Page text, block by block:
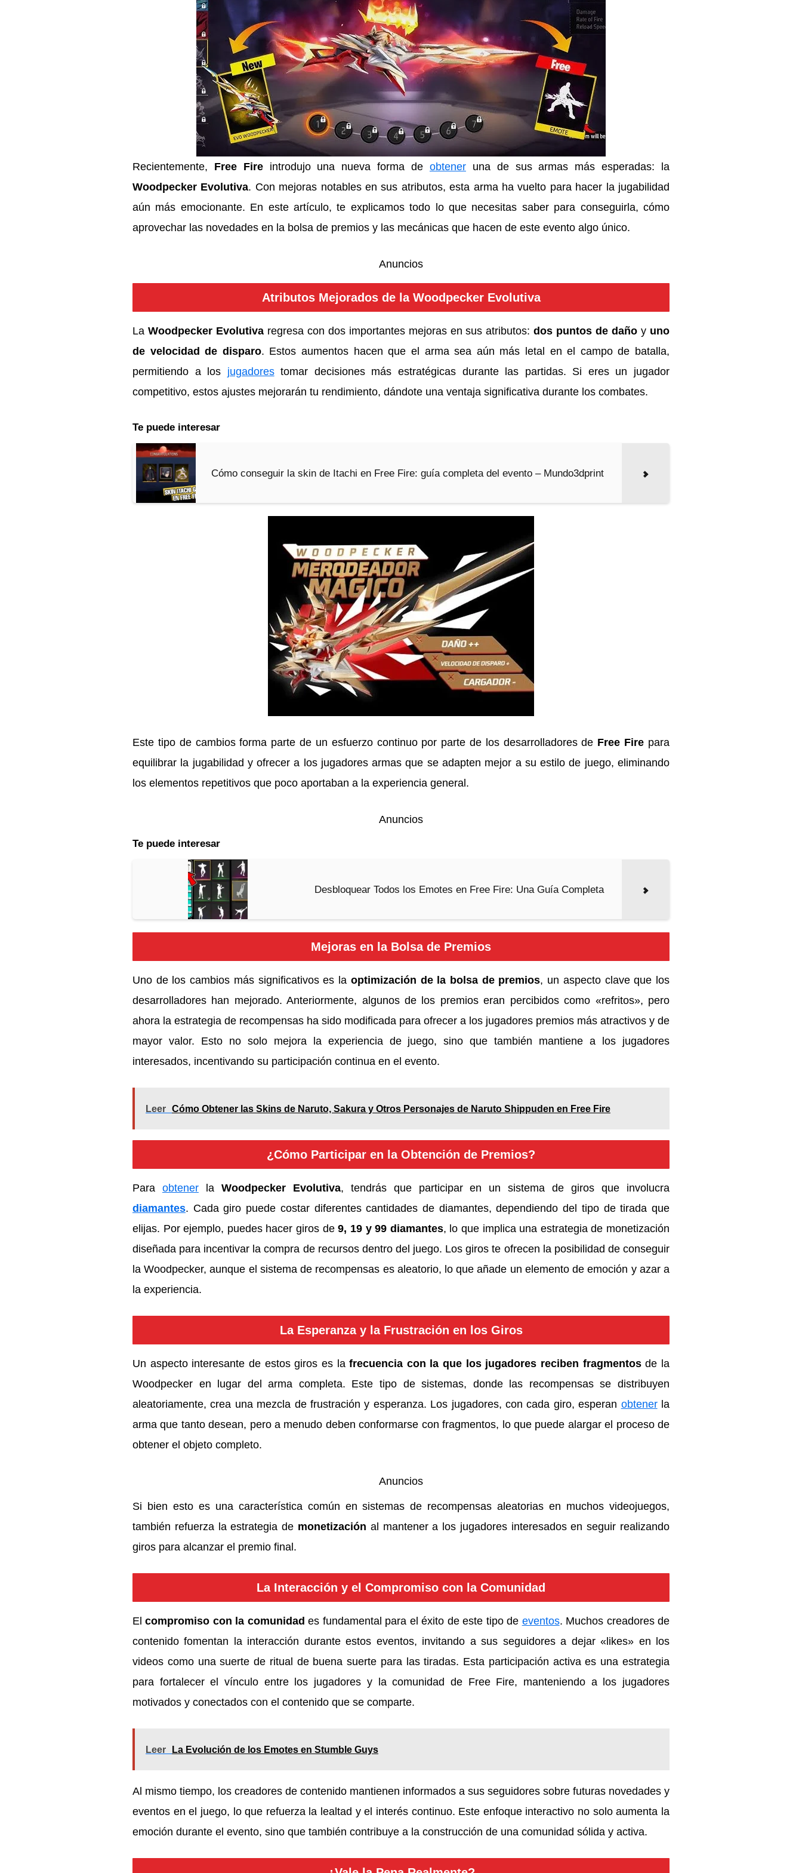
Recientemente, Free Fireintrodujo una nueva forma de obteneruna de sus armas más esperadas: la
Woodpecker Evolutiva. Con mejoras notables en sus atributos, esta arma ha vuelto para hacer la jugabilidad
aún más emocionante. En este artículo, te explicamos todo lo que necesitas saber para conseguirla, cómo
aprovechar las novedades en la bolsa de premios y las mecánicas que hacen de este evento algo único.
Anuncios
Atributos Mejorados de la Woodpecker Evolutiva
La Woodpecker Evolutivaregresa con dos importantes mejoras en sus atributos:dos puntos de daño y uno
de velocidad de disparo. Estos aumentos hacen que el arma sea aún más letal en el campo de batalla,
permitiendo a los jugadorestomar decisiones más estratégicas durante las partidas. Si eres un jugador
competitivo, estos ajustes mejorarán tu rendimiento, dándote una ventaja significativa durante los combates.
Te puede interesar
Cómo conseguir la skin de Itachi en Free Fire: guía completa del evento – Mundo3dprint
Este tipo de cambios forma parte de un esfuerzo continuo por parte de los desarrolladores de Free Fire para
equilibrar la jugabilidad y ofrecer a los jugadores armas que se adapten mejor a su estilo de juego, eliminando
los elementos repetitivos que poco aportaban a la experiencia general.
Anuncios
Te puede interesar
Desbloquear Todos los Emotes en Free Fire: Una Guía Completa
Mejoras en la Bolsa de Premios
Uno de los cambios más significativos es la optimización de la bolsa de premios, un aspecto clave que los
desarrolladores han mejorado. Anteriormente, algunos de los premios eran percibidos como «refritos», pero
ahora la estrategia de recompensas ha sido modificada para ofrecer a los jugadores premios más atractivos y de
mayor valor. Esto no solo mejora la experiencia de juego, sino que también mantiene a los jugadores
interesados, incentivando su participación continua en el evento.
Leer Cómo Obtener las Skins de Naruto, Sakura y Otros Personajes de Naruto Shippuden en Free Fire
¿Cómo Participar en la Obtención de Premios?
Para obtenerla Woodpecker Evolutiva, tendrás que participar en un sistema de giros que involucra
diamantes. Cada giro puede costar diferentes cantidades de diamantes, dependiendo del tipo de tirada que
elijas. Por ejemplo, puedes hacer giros de9, 19 y 99 diamantes, lo que implica una estrategia de monetización
diseñada para incentivar la compra de recursos dentro del juego. Los giros te ofrecen la posibilidad de conseguir
la Woodpecker, aunque el sistema de recompensas es aleatorio, lo que añade un elemento de emoción y azar a
la experiencia.
La Esperanza y la Frustración en los Giros
Un aspecto interesante de estos giros es lafrecuencia con la que los jugadores reciben fragmentosde la
Woodpecker en lugar del arma completa. Este tipo de sistemas, donde las recompensas se distribuyen
aleatoriamente, crea una mezcla de frustración y esperanza. Los jugadores, con cada giro, esperan obtenerla
arma que tanto desean, pero a menudo deben conformarse con fragmentos, lo que puede alargar el proceso de
obtener el objeto completo.
Anuncios
Si bien esto es una característica común en sistemas de recompensas aleatorias en muchos videojuegos,
también refuerza la estrategia de monetización al mantener a los jugadores interesados en seguir realizando
giros para alcanzar el premio final.
La Interacción y el Compromiso con la Comunidad
Elcompromiso con la comunidad es fundamental para el éxito de este tipo de eventos. Muchos creadores de
contenido fomentan la interacción durante estos eventos, invitando a sus seguidores a dejar «likes» en los
videos como una suerte de ritual de buena suerte para las tiradas. Esta participación activa es una estrategia
para fortalecer el vínculo entre los jugadores y la comunidad de Free Fire, manteniendo a los jugadores
motivados y conectados con el contenido que se comparte.
Leer La Evolución de los Emotes en Stumble Guys
Al mismo tiempo, los creadores de contenido mantienen informados a sus seguidores sobre futuras novedades y
eventos en el juego, lo que refuerza la lealtad y el interés continuo. Este enfoque interactivo no solo aumenta la
emoción durante el evento, sino que también contribuye a la construcción de una comunidad sólida y activa.